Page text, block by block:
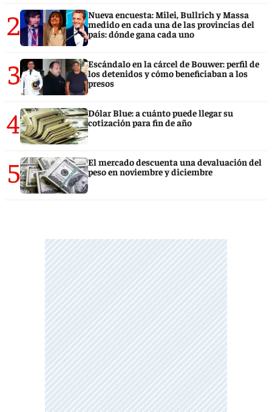
2
Nueva encuesta: Milei, Bullrich y Massa
medido en cada una de las provincias del
país: dónde gana cada uno
3
Escándalo en la cárcel de Bouwer: perfil de
los detenidos y cómo beneficiaban a los
presos
4
Dólar Blue: a cuánto puede llegar su
cotización para fin de año
5
El mercado descuenta una devaluación del
peso en noviembre y diciembre